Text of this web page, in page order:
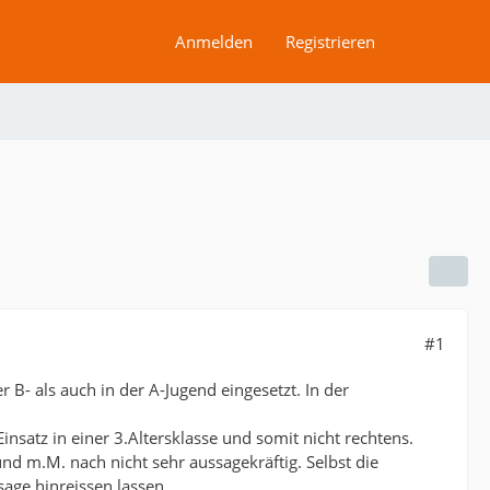
Anmelden Registrieren
#1
als auch in der A-Jugend eingesetzt. In der
in einer 3.Altersklasse und somit nicht rechtens.
m.M. nach nicht sehr aussagekräftig. Selbst die
hinreissen lassen.